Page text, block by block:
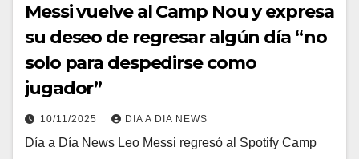
Messi vuelve al Camp Nou y expresa
su deseo de regresar algún día “no
solo para despedirse como
jugador”
10/11/2025 DIA A DIA NEWS
Día a Día News Leo Messi regresó al Spotify Camp